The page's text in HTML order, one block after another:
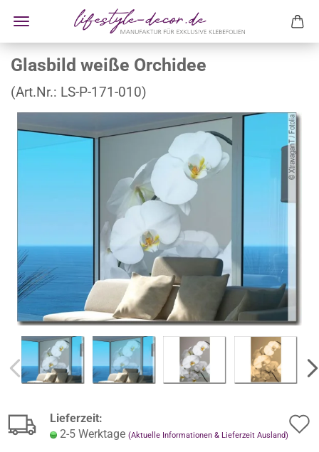
Glasbild weiße Orchidee
(Art.Nr.: LS-P-171-010)
Lieferzeit:
2-5 Werktage (Aktuelle Informationen & Lieferzeit Ausland)